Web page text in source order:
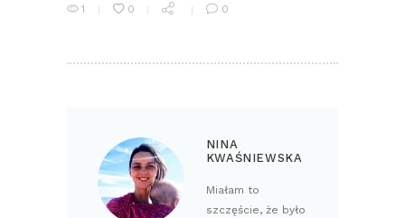
1 0 0
NINA
KWAŚNIEWSKA
Miałam to
szczęście, że było